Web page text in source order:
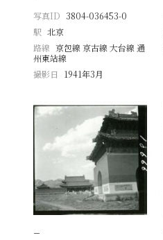
写真ID 3804-036453-0
駅 北京
路線 京包線 京古線 大台線 通
州東站線
撮影日
1941年3月
−